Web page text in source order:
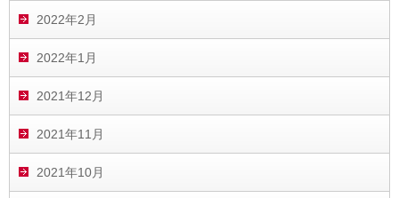
2022年2月
2022年1月
2021年12月
2021年11月
2021年10月